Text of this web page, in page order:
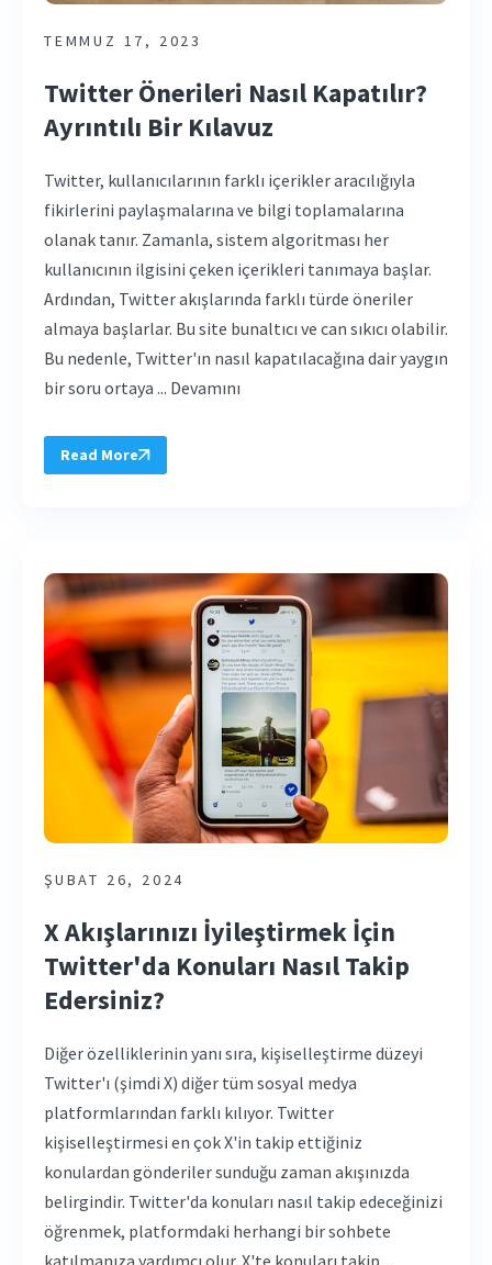
TEMMUZ 17, 2023
Twitter Önerileri Nasıl Kapatılır?
Ayrıntılı Bir Kılavuz
Twitter, kullanıcılarının farklı içerikler aracılığıyla
fikirlerini paylaşmalarına ve bilgi toplamalarına
olanak tanır. Zamanla, sistem algoritması her
kullanıcının ilgisini çeken içerikleri tanımaya başlar.
Ardından, Twitter akışlarında farklı türde öneriler
almaya başlarlar. Bu site bunaltıcı ve can sıkıcı olabilir.
Bu nedenle, Twitter'ın nasıl kapatılacağına dair yaygın
bir soru ortaya ... Devamını
Read More
ŞUBAT 26, 2024
X Akışlarınızı İyileştirmek İçin
Twitter'da Konuları Nasıl Takip
Edersiniz?
Diğer özelliklerinin yanı sıra, kişiselleştirme düzeyi
Twitter'ı (şimdi X) diğer tüm sosyal medya
platformlarından farklı kılıyor. Twitter
kişiselleştirmesi en çok X'in takip ettiğiniz
konulardan gönderiler sunduğu zaman akışınızda
belirgindir. Twitter'da konuları nasıl takip edeceğinizi
öğrenmek, platformdaki herhangi bir sohbete
katılmanıza yardımcı olur. X'te konuları takip ...